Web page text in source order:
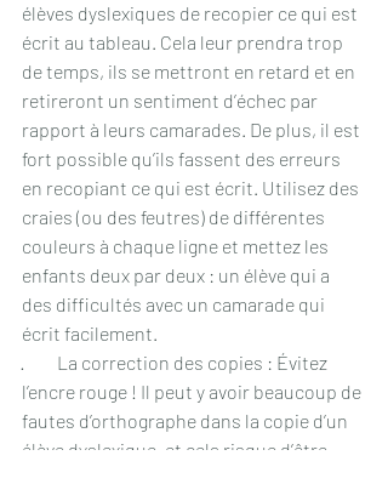
élèves dyslexiques de recopier ce qui est
écrit au tableau. Cela leur prendra trop
de temps, ils se mettront en retard et en
retireront un sentiment d’échec par
rapport à leurs camarades. De plus, il est
fort possible qu’ils fassent des erreurs
en recopiant ce qui est écrit. Utilisez des
craies (ou des feutres) de différentes
couleurs à chaque ligne et mettez les
enfants deux par deux : un élève qui a
des difficultés avec un camarade qui
écrit facilement.
·         La correction des copies : Évitez
l’encre rouge ! Il peut y avoir beaucoup de
fautes d’orthographe dans la copie d’un
élève dyslexique, et cela risque d’être